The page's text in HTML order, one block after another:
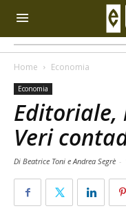
Home Economia
Economia
Editoriale,
Veri
Di Beatrice Toni e Andrea Segrè -